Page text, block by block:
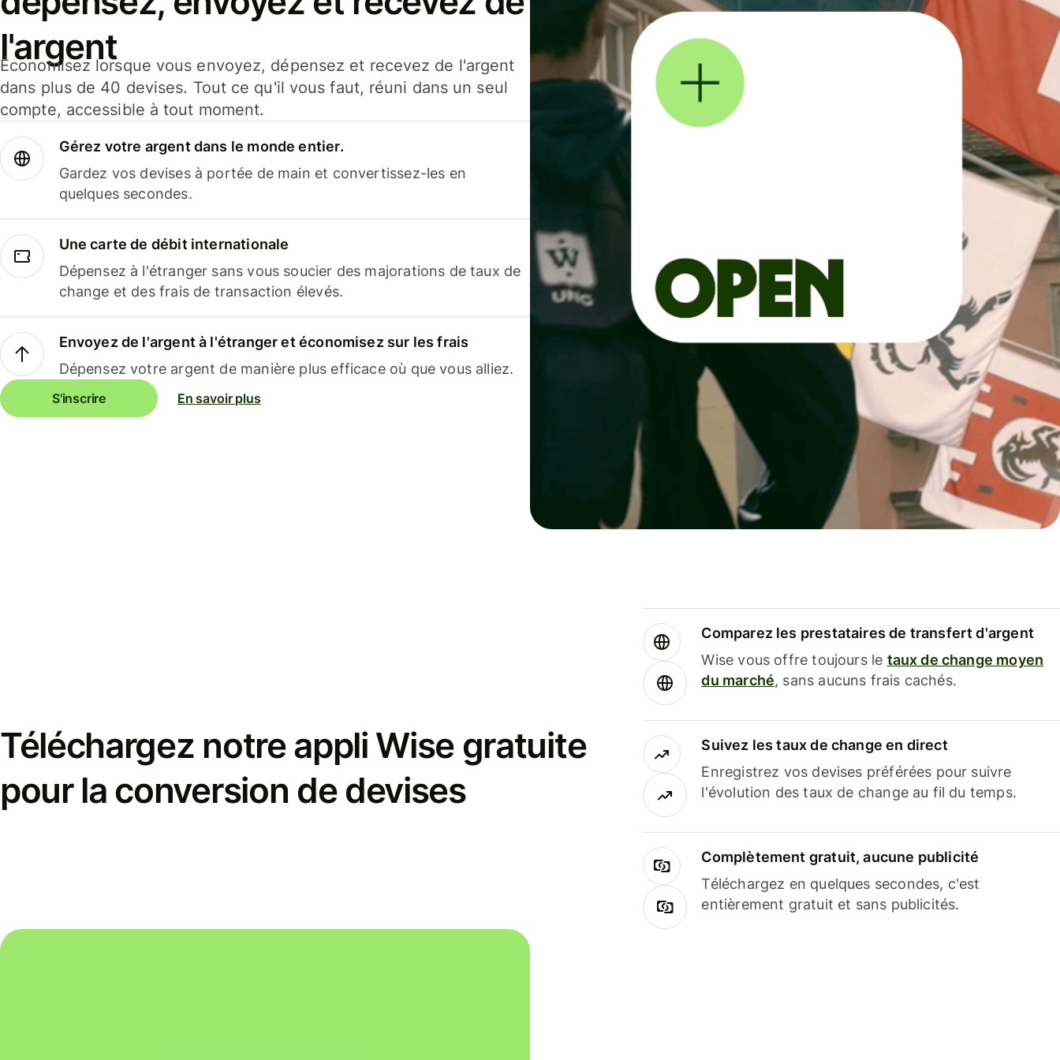
l'argent
Économisez lorsque vous envoyez, dépensez et recevez de l'argent
dans plus de 40 devises. Tout ce qu'il vous faut, réuni dans un seul
compte, accessible à tout moment.
Gérez votre argent dans le monde entier.
Gardez vos devises à portée de main et convertissez-les en
quelques secondes.
Une carte de débit internationale
Dépensez à l'étranger sans vous soucier des majorations de taux de
change et des frais de transaction élevés.
Envoyez de l'argent à l'étranger et économisez sur les frais
Dépensez votre argent de manière plus efficace où que vous alliez.
S'inscrire En savoir plus
Téléchargez notre appli Wise gratuite
pour la conversion de devises
Comparez les prestataires de transfert d'argent
Wise vous offre toujours le taux de change moyen
du marché, sans aucuns frais cachés.
Suivez les taux de change en direct
Enregistrez vos devises préférées pour suivre
l'évolution des taux de change au fil du temps.
Complètement gratuit, aucune publicité
Téléchargez en quelques secondes, c'est
entièrement gratuit et sans publicités.